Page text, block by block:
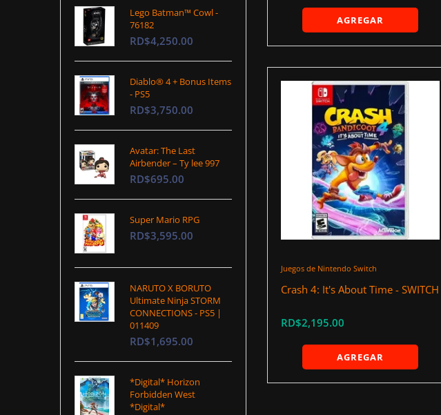
AGREGAR
Juegos de Nintendo Switch
Crash 4: It's About Time - SWITCH
RD$2,195.00
AGREGAR
Lego Batman™ Cowl -
76182
RD$4,250.00
Diablo® 4 + Bonus Items
- PS5
RD$3,750.00
Avatar: The Last
Airbender – Ty lee 997
RD$695.00
Super Mario RPG
RD$3,595.00
NARUTO X BORUTO
Ultimate Ninja STORM
CONNECTIONS - PS5 |
011409
RD$1,695.00
*Digital* Horizon
Forbidden West
*Digital*